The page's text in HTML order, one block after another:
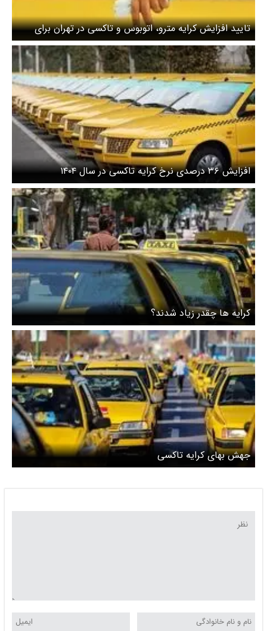
تایید افزایش کرایه مترو، اتوبوس و تاکسی در تهران برای
سال ۱۴۰۳
افزایش ۳۶ درصدی نرخ کرایه‌ تاکسی در سال ۱۴۰۴
کرایه ها چقدر زیاد شدند؟
جهش بهای کرایه تاکسی